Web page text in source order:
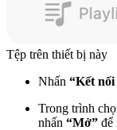
Tệp trên thiết bị này
Nhấn “Kết
Trong trình
nhấn “Mở” để